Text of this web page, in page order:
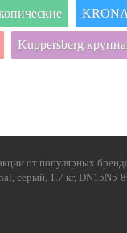
Kuppersberg
от популярных
серый, 1.7 кг,